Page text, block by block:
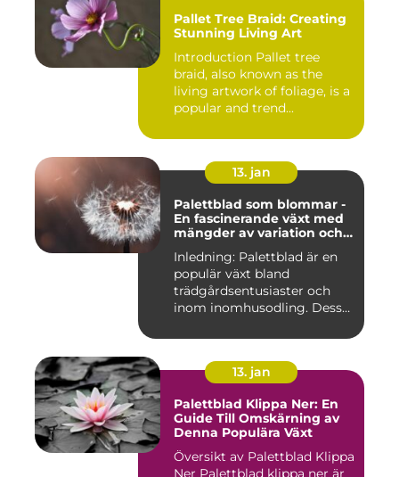
Pallet Tree Braid: Creating
Stunning Living Art
Introduction Pallet tree
braid, also known as the
living artwork of foliage, is a
popular and trend...
13. jan
Palettblad som blommar -
En fascinerande växt med
mängder av variation och
Inledning: Palettblad är en
populär växt bland
trädgårdsentusiaster och
inom inomhusodling. Dess
13. jan
Palettblad Klippa Ner: En
Guide Till Omskärning av
Denna Populära Växt
Översikt av Palettblad Klippa
Ner Palettblad klippa ner är